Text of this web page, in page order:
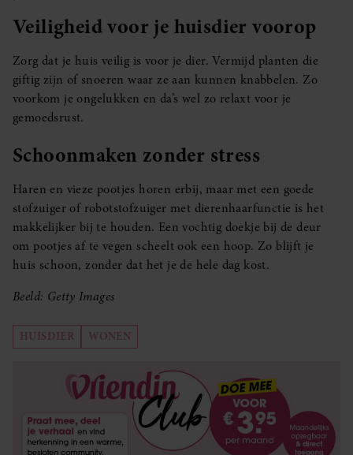
Veiligheid voor je huisdier voorop
Zorg dat je huis veilig is voor je dier. Vermijd planten die
giftig zijn of snoeren waar ze aan kunnen knabbelen. Zo
voorkom je ongelukken en da’s wel zo relaxt voor je
gemoedsrust.
Schoonmaken zonder stress
Haren en vieze pootjes horen erbij, maar met een goede
stofzuiger of robotstofzuiger met dierenhaarfunctie is het
makkelijker bij te houden. Een vochtig doekje bij de deur
om pootjes af te vegen scheelt ook een hoop. Zo blijft je
huis schoon, zonder dat het je de hele dag kost.
Beeld: Getty Images
HUISDIER WONEN